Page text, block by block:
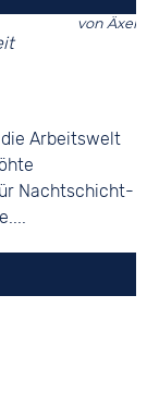
von Äxel
Arbeitswelt
Nachtschicht-